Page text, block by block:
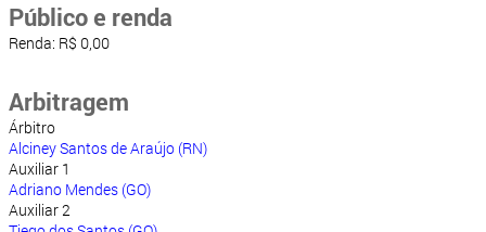
Público e renda
Renda: R$ 0,00
Arbitragem
Árbitro
Alciney Santos de Araújo (RN)
Auxiliar 1
Adriano Mendes (GO)
Auxiliar 2